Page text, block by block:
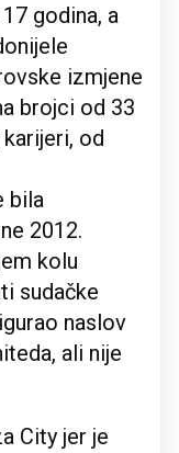
godina, a
izmjene
brojci od 33
od
bila
2012.
kolu
sudačke
naslov
ali nije
City jer je